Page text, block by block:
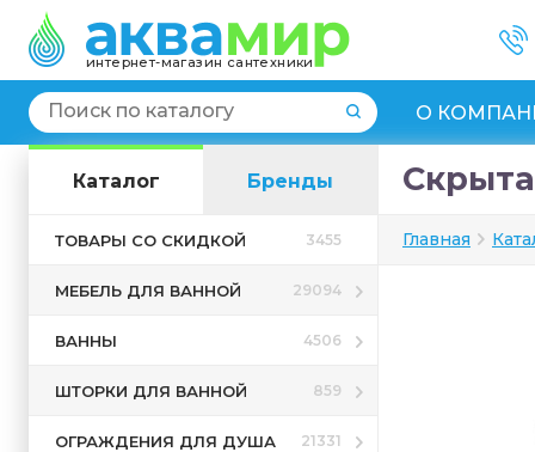
интернет-магазин сантехники
О
Каталог Бренды
ТОВАРЫ СО СКИДКОЙ 3455
МЕБЕЛЬ ДЛЯ ВАННОЙ 29094
ВАННЫ 4506
ШТОРКИ ДЛЯ ВАННОЙ 859
ОГРАЖДЕНИЯ ДЛЯ ДУША 21331
Главная